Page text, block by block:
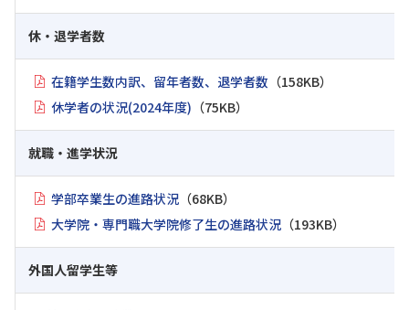
休・退学者数
在籍学生数内訳、留年者数、退学者数 （158KB）
休学者の状況(2024年度) （75KB）
就職・進学状況
学部卒業生の進路状況 （68KB）
大学院・専門職大学院修了生の進路状況 （193KB）
外国人留学生等